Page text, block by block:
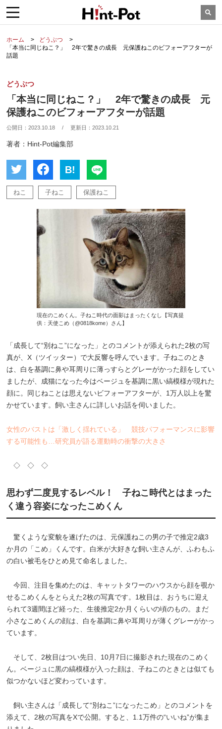
ホーム
どうぶつ
「本当に同じねこ？」 2年で驚きの成長 元保護ねこのビフォーアフターが
話題
どうぶつ
「本当に同じねこ？」 2年で驚きの成長 元
保護ねこのビフォーアフターが話題
公開日：2023.10.18 / 更新日：2023.10.21
著者：Hint-Pot編集部
B!
ねこ 子ねこ 保護ねこ
現在のこめくん。子ねこ時代の面影はまったくなし【写真提
供：天使こめ（@0818kome）さん】
「成長して“別ねこ”になった」とのコメントが添えられた2枚の写
真が、X（ツイッター）で大反響を呼んでいます。子ねこのとき
は、白を基調に鼻や耳周りに薄っすらとグレーがかった顔をしてい
ましたが、成猫になった今はベージュを基調に黒い縞模様が現れた
顔に。同じねことは思えないビフォーアフターが、1万人以上を驚
かせています。飼い主さんに詳しいお話を伺いました。
女性のバストは「激しく揺れている」 競技パフォーマンスに影響
する可能性も…研究員が語る運動時の衝撃の大きさ
◇ ◇ ◇
思わず二度見するレベル！ 子ねこ時代とはまった
く違う容姿になったこめくん
驚くような変貌を遂げたのは、元保護ねこの男の子で推定2歳3
か月の「こめ」くんです。白米が大好きな飼い主さんが、ふわもふ
の白い被毛をひとめ見て命名しました。
今回、注目を集めたのは、キャットタワーのハウスから顔を覗か
せるこめくんをとらえた2枚の写真です。1枚目は、おうちに迎え
られて3週間ほど経った、生後推定2か月くらいの頃のもの。まだ
小さなこめくんの顔は、白を基調に鼻や耳周りが薄くグレーがかっ
ています。
そして、2枚目はつい先日、10月7日に撮影された現在のこめく
ん。ベージュに黒の縞模様が入った顔は、子ねこのときとは似ても
似つかないほど変わっています。
飼い主さんは「成長して“別ねこ”になったこめ」とのコメントを
添えて、2枚の写真をXで公開。すると、1.1万件の“いいね”が集ま